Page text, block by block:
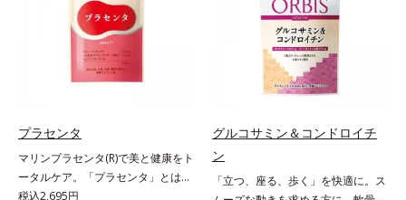
作る材料であるたんぱく質12g(*1)
をメインに、美を引き出すコラーゲ
ン5,000mgも配合。さらにリズムを
支える鉄分やビタミン6種(*2)、食
物繊維など、女性が不足しがちな栄
美を総合的に支えます。甘さ控えめ
のカフェオレ味、濃厚な抹茶味の2
味展開。プロテイン独特のにおいや
クセが少なく、水に溶けやすいの
プラセンタ
マリンプラセンタ(R)で美と健康をト
ータルケア。「プラセンタ」とは、
母から子へ酸素や栄養素をおく
税込2,695円
グルコサミン＆コンドロイチ
ン
「立つ、座る、歩く」を快適に。ス